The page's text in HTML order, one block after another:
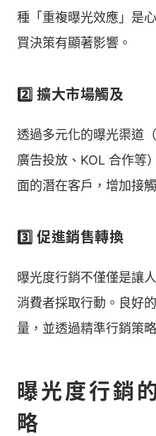
種「重複曝光效應」是
買決策有顯著影響。
2️⃣ 擴大市場觸及
透過多元化的曝光渠道
廣告投放、KOL 合作等
面的潛在客戶，增加接
3️⃣ 促進銷售轉換
曝光度行銷不僅僅是讓
消費者採取行動。良好
量，並透過精準行銷策
曝光度行銷
略